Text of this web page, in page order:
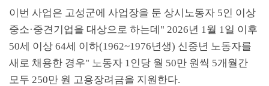
이번 사업은 고성군에 사업장을 둔 상시노동자 5인 이상
중소·중견기업을 대상으로 하는데 " 2026년 1월 1일 이후
50세 이상 64세 이하(1962~1976년생) 신중년 노동자를
새로 채용한 경우" 노동자 1인당 월 50만 원씩 5개월간
모두 250만 원 고용장려금을 지원한다.